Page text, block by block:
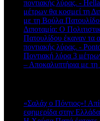
ποντιακής λύρας. -
μέτρων θα κοσμεί τη
με τη Βούλα
Διποταμία: Ο
Πατουλίδου έκαναν τα
ποντιακής λύρας. -
Ποντιακή λύρα 3
– Αποκαλυπτήρια με
«Σαλάχ ο Πόντιος»!
εφημερίδα στην Ελλάδα